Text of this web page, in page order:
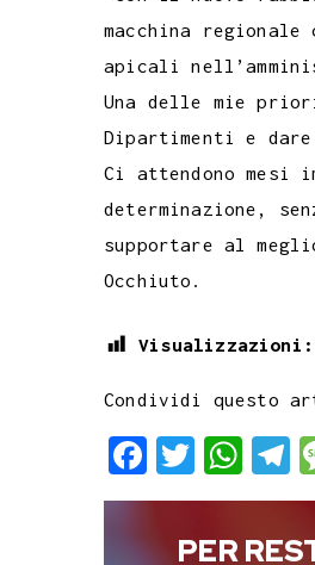
macchina
apicali
Una delle mie
Dipartimenti e
Ci attendono mesi
determinazione,
supportare al
Occhiuto.
Visualizzazioni:
Condividi questo
F
a
T
w
i
W
h
a
T
e
l
PER